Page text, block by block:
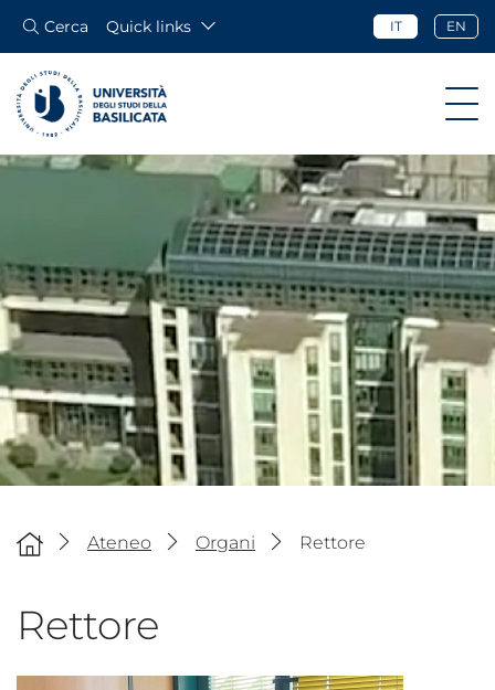
Cerca Quick links IT EN
Ateneo Organi Rettore
Rettore